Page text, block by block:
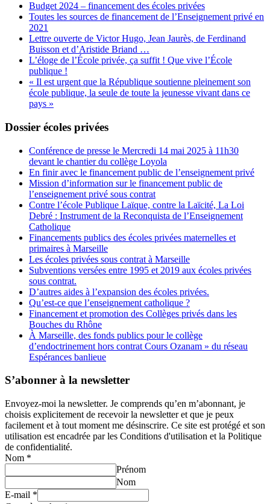
Budget 2024 – financement des écoles privées
Toutes les sources de financement de l’Enseignement privé en
2021
Lettre ouverte de Victor Hugo, Jean Jaurès, de Ferdinand
Buisson et d’Aristide Briand …
L’éloge de l’École privée, ça suffit ! Que vive l’École
publique !
« Il est urgent que la République soutienne pleinement son
école publique, la seule de toute la jeunesse vivant dans ce
pays »
Dossier écoles privées
Conférence de presse le Mercredi 14 mai 2025 à 11h30
devant le chantier du collège Loyola
En finir avec le financement public de l’enseignement privé
Mission d’information sur le financement public de
l’enseignement privé sous contrat
Contre l’école Publique Laïque, contre la Laïcité, La Loi
Debré : Instrument de la Reconquista de l’Enseignement
Catholique
Financements publics des écoles privées maternelles et
primaires à Marseille
Les écoles privées sous contrat à Marseille
Subventions versées entre 1995 et 2019 aux écoles privées
sous contrat.
D’autres aides à l’expansion des écoles privées.
Qu’est-ce que l’enseignement catholique ?
Financement et promotion des Collèges privés dans les
Bouches du Rhône
À Marseille, des fonds publics pour le collège
d’endoctrinement hors contrat Cours Ozanam » du réseau
Espérances banlieue
S’abonner à la newsletter
Envoyez-moi la newsletter. Je comprends qu’en m’abonnant, je
choisis explicitement de recevoir la newsletter et que je peux
facilement et à tout moment me désinscrire. Ce site est protégé et son
utilisation est encadrée par les Conditions d'utilisation et la Politique
de confidentialité.
Nom *
Prénom
Nom
E-mail *